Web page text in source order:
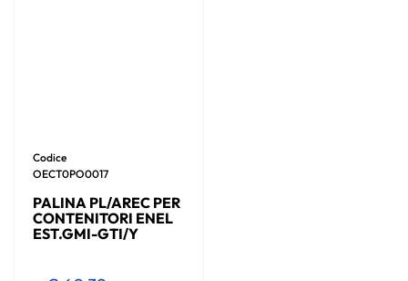
Codice
OECT0PO0017
PALINA PL/AREC PER
CONTENITORI ENEL
EST.GMI-GTI/Y